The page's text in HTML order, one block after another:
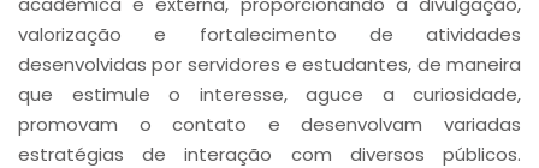
valorização e fortalecimento de atividades
desenvolvidas por servidores e estudantes, de maneira
que estimule o interesse, aguce a curiosidade,
promovam o contato e desenvolvam variadas
estratégias de interação com diversos públicos.